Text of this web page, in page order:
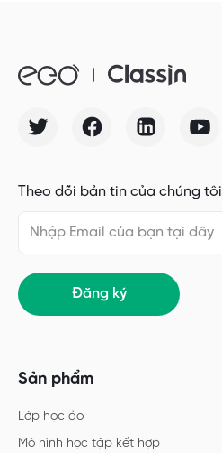
Theo dõi bản tin của chúng tôi
Đăng ký
Sản phẩm
Lớp học ảo
Mô hình học tập kết hợp